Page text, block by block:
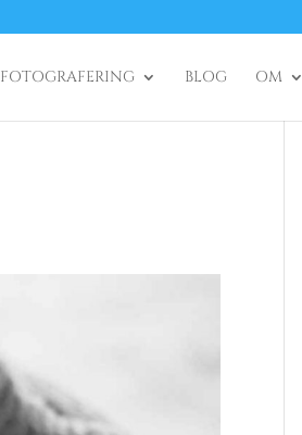
FOTOGRAFERING BLOG OM